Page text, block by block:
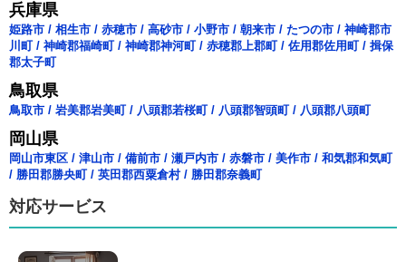
兵庫県
姫路市 / 相生市 / 赤穂市 / 高砂市 / 小野市 / 朝来市 / たつの市 / 神崎郡市
川町/ 神崎郡福崎町/ 神崎郡神河町/ 赤穂郡上郡町/ 佐用郡佐用町/ 揖保
郡太子町
鳥取県
鳥取市 / 岩美郡岩美町/ 八頭郡若桜町/ 八頭郡智頭町/ 八頭郡八頭町
岡山県
岡山市東区 / 津山市 / 備前市 / 瀬戸内市 / 赤磐市 / 美作市 / 和気郡和気町
/ 勝田郡勝央町/ 英田郡西粟倉村/ 勝田郡奈義町
対応サービス